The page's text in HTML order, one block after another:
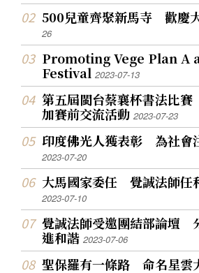
500兒童齊聚新馬寺 歡慶
26
Promoting Vege Plan A
Festival2023-07-13
第五屆閩台蔡襄杯書法比
加賽前交流活動2023-07-23
印度佛光人獲表彰 為社會
2023-07-20
大馬國家委任 覺誠法師任
2023-07-10
覺誠法師受邀團結部論壇
進和諧2023-07-06
聖保羅有一條路 命名星雲